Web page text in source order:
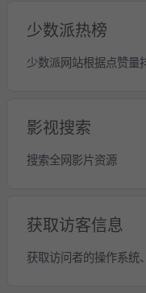
少数派热榜
少数派网站根据点赞量
影视搜索
搜索全网影片资源
获取访客信息
获取访问者的操作系统